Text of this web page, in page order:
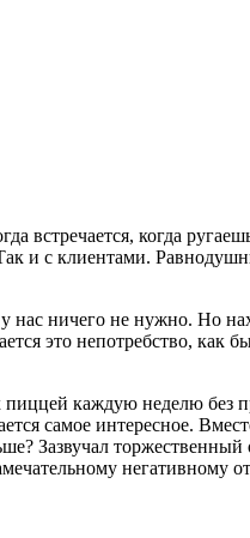
встречается, когда
и с клиентами.
нас ничего не нужно. Но
это непотребство, как
каждую неделю без
самое интересное.
Зазвучал торжественный
негативному